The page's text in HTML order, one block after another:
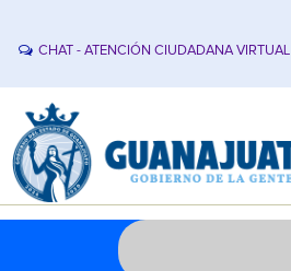
CHAT - ATENCIÓN CIUDADANA VIRTUAL